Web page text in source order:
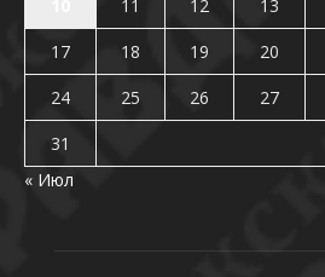
11 12 13
17
18 19 20
24
25 26 27
31
« Июл